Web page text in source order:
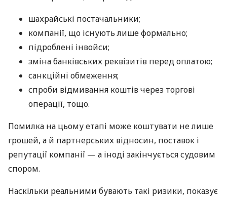
шахрайські постачальники;
компанії, що існують лише формально;
підроблені інвойси;
зміна банківських реквізитів перед оплатою;
санкційні обмеження;
спроби відмивання коштів через торгові
операції, тощо.
Помилка на цьому етапі може коштувати не лише
грошей, а й партнерських відносин, поставок і
репутації компанії — а іноді закінчується судовим
спором.
Наскільки реальними бувають такі ризики, показує